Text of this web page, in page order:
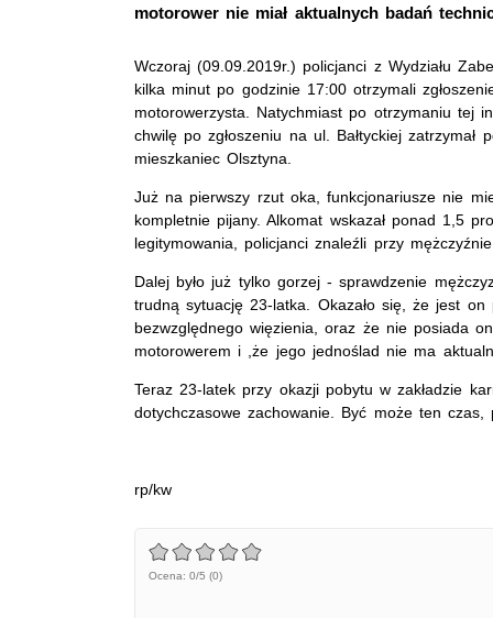
motorower nie miał aktualnych badań
Wczoraj (09.09.2019r.) policjanci z Wydziału
kilka minut po godzinie 17:00 otrzymali
motorowerzysta. Natychmiast po otrzymaniu tej
chwilę po zgłoszeniu na ul. Bałtyckiej
mieszkaniec Olsztyna.
Już na pierwszy rzut oka, funkcjonariusze nie
kompletnie pijany. Alkomat wskazał ponad 1,5
legitymowania, policjanci znaleźli przy
Dalej było już tylko gorzej - sprawdzenie
trudną sytuację 23-latka. Okazało się, że jest
bezwzględnego więzienia, oraz że nie posiada
motorowerem i ,że jego jednoślad nie ma
Teraz 23-latek przy okazji pobytu w zakładzie
dotychczasowe zachowanie. Być może ten
rp/kw
Ocena: 0/5 (0)